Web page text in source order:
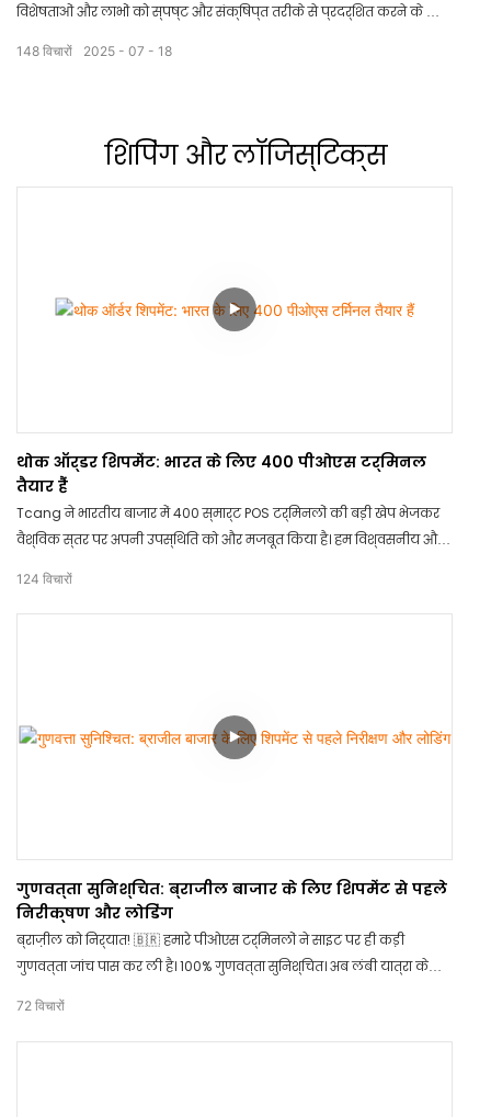
विशेषताओं और लाभों को स्पष्ट और संक्षिप्त तरीके से प्रदर्शित करने के लिए
2025 07 18
148 विचारों
शिपिंग और लॉजिस्टिक्स
थोक ऑर्डर शिपमेंट: भारत के लिए 400 पीओएस टर्मिनल
तैयार हैं
Tcang ने भारतीय बाजार में 400 स्मार्ट POS टर्मिनलों की बड़ी खेप भेजकर
वैश्विक स्तर पर अपनी उपस्थिति को और मजबूत किया है। हम विश्वसनीय और
124 विचारों
गुणवत्ता सुनिश्चित: ब्राजील बाजार के लिए शिपमेंट से पहले
निरीक्षण और लोडिंग
ब्राज़ील को निर्यात! 🇧🇷 हमारे पीओएस टर्मिनलों ने साइट पर ही कड़ी
गुणवत्ता जांच पास कर ली है। 100% गुणवत्ता सुनिश्चित। अब लंबी यात्रा के
72 विचारों